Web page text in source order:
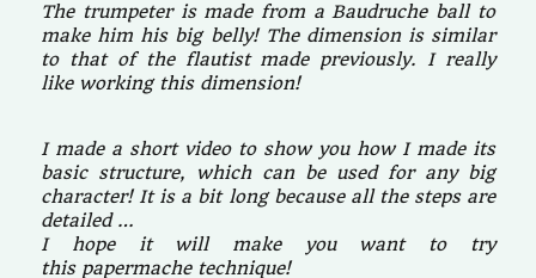
The trumpeter is made from a Baudruche ball to
make him his big belly! The dimension is similar
to that of the flautist made previously. I really
like working this dimension!
I made a short video to show you how I made its
basic structure, which can be used for any big
character! It is a bit long because all the steps are
detailed …
I hope it will make you want to try
this papermache technique!